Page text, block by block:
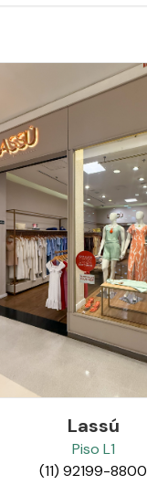
Lassú
Piso L1
(11) 92199-8800